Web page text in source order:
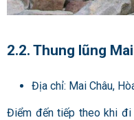
2.2. Thung lũng
Địa chỉ: Mai Châu,
Điểm đến tiếp theo khi đi